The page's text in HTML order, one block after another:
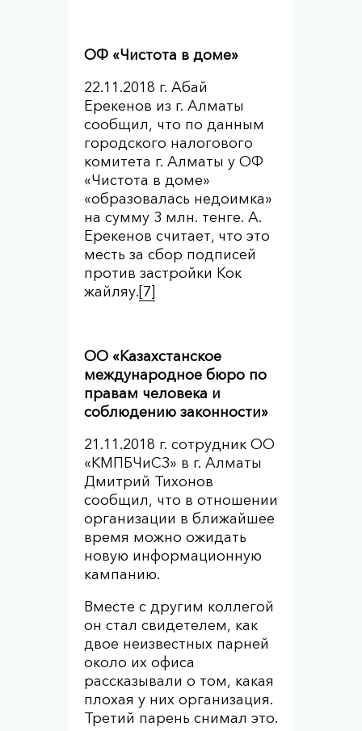
ОФ «Чистота в доме»
22.11.2018 г. Абай
Ерекенов из г. Алматы
сообщил, что по данным
городского налогового
комитета г. Алматы у ОФ
«Чистота в доме»
«образовалась недоимка»
на сумму 3 млн. тенге. А.
Ерекенов считает, что это
месть за сбор подписей
против застройки Кок
жайляу.[7]
ОО «Казахстанское
международное бюро по
правам человека и
соблюдению законности»
21.11.2018 г. сотрудник ОО
«КМПБЧиСЗ» в г. Алматы
Дмитрий Тихонов
сообщил, что в отношении
организации в ближайшее
время можно ожидать
новую информационную
кампанию.
Вместе с другим коллегой
он стал свидетелем, как
двое неизвестных парней
около их офиса
рассказывали о том, какая
плохая у них организация.
Третий парень снимал это.